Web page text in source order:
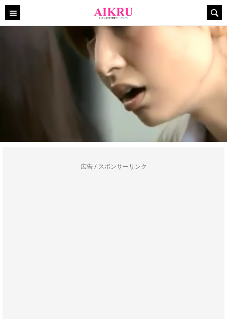
広告 / スポンサーリンク